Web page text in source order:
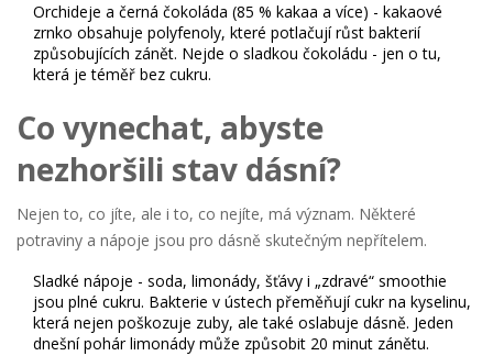
Orchideje a černá čokoláda (85 % kakaa a více) - kakaové
zrnko obsahuje polyfenoly, které potlačují růst bakterií
způsobujících zánět. Nejde o sladkou čokoládu - jen o tu,
která je téměř bez cukru.
Co vynechat, abyste
nezhoršili stav dásní?
Nejen to, co jíte, ale i to, co nejíte, má význam. Některé
potraviny a nápoje jsou pro dásně skutečným nepřítelem.
Sladké nápoje - soda, limonády, šťávy i „zdravé“ smoothie
jsou plné cukru. Bakterie v ústech přeměňují cukr na kyselinu,
která nejen poškozuje zuby, ale také oslabuje dásně. Jeden
dnešní pohár limonády může způsobit 20 minut zánětu.